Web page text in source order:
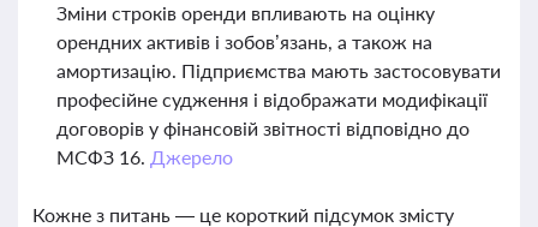
Зміни строків оренди впливають на оцінку
орендних активів і зобов’язань, а також на
амортизацію. Підприємства мають застосовувати
професійне судження і відображати модифікації
договорів у фінансовій звітності відповідно до
МСФЗ 16. Джерело
Кожне з питань — це короткий підсумок змісту